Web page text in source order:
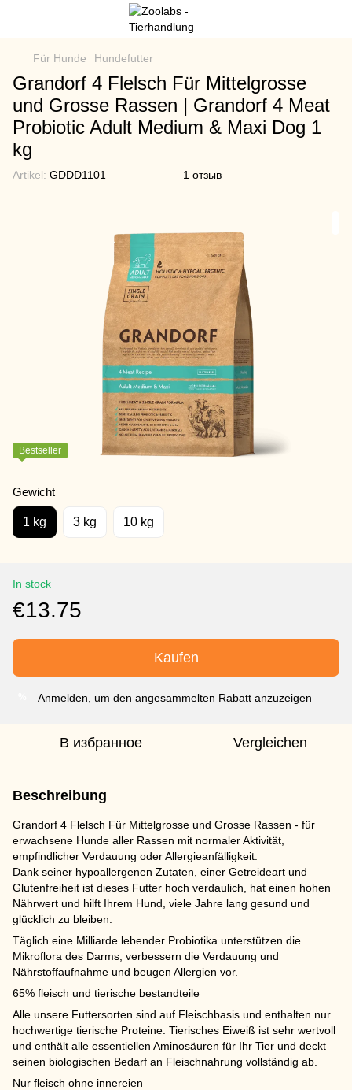
Für Hunde Hundefutter
Grandorf 4 Flelsch Für Mittelgrosse
und Grosse Rassen | Grandorf 4 Meat
Probiotic Adult Medium & Maxi Dog 1
kg
Artikel: GDDD1101 1 отзыв
Bestseller
Gewicht
1 kg 3 kg 10 kg
In stock
€13.75
Kaufen
Anmelden, um den angesammelten Rabatt anzuzeigen
В избранное Vergleichen
Beschreibung
Grandorf 4 Flelsch Für Mittelgrosse und Grosse Rassen - für
erwachsene Hunde aller Rassen mit normaler Aktivität,
empfindlicher Verdauung oder Allergieanfälligkeit.
Dank seiner hypoallergenen Zutaten, einer Getreideart und
Glutenfreiheit ist dieses Futter hoch verdaulich, hat einen hohen
Nährwert und hilft Ihrem Hund, viele Jahre lang gesund und
glücklich zu bleiben.
Täglich eine Milliarde lebender Probiotika unterstützen die
Mikroflora des Darms, verbessern die Verdauung und
Nährstoffaufnahme und beugen Allergien vor.
65% fleisch und tierische bestandteile
Alle unsere Futtersorten sind auf Fleischbasis und enthalten nur
hochwertige tierische Proteine. Tierisches Eiweiß ist sehr wertvoll
und enthält alle essentiellen Aminosäuren für Ihr Tier und deckt
seinen biologischen Bedarf an Fleischnahrung vollständig ab.
Nur fleisch ohne innereien